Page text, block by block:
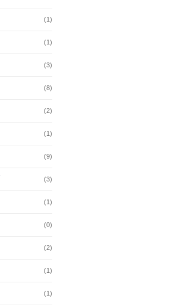
(1)
(1)
(3)
(8)
(2)
(1)
(9)
(3)
(1)
(0)
(2)
(1)
(1)